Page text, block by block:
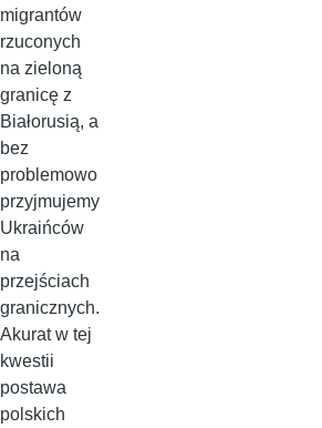
migrantów
rzuconych
na zieloną
granicę z
Białorusią, a
bez
problemowo
przyjmujemy
Ukraińców
na
przejściach
granicznych.
Akurat w tej
kwestii
postawa
polskich